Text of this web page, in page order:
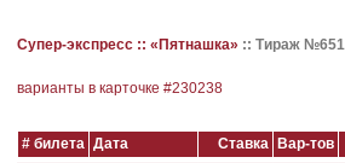
Супер-экспресс :: «Пятнашка» :: Тираж
варианты в карточке #230238
# билета Дата Ставка Вар-тов